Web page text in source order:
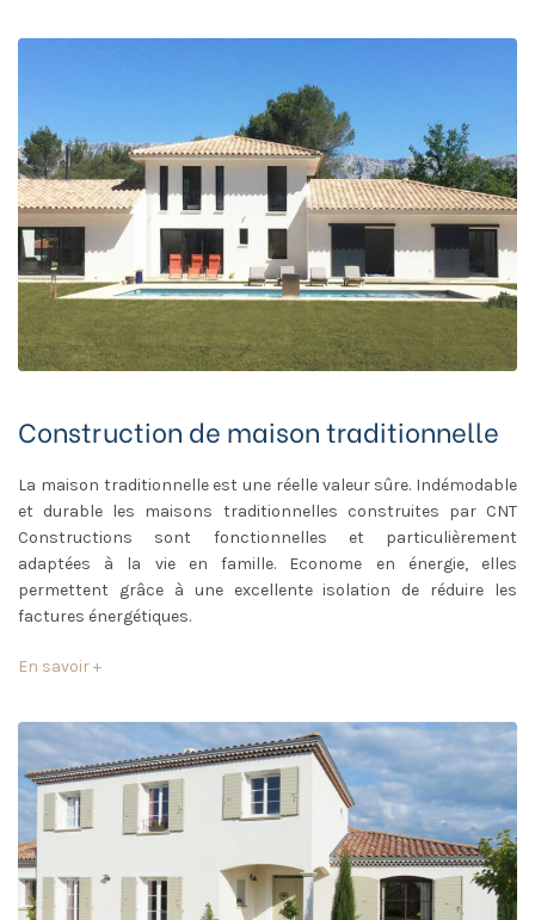
Construction de maison traditionnelle
La maison traditionnelle est une réelle valeur sûre. Indémodable
et durable les maisons traditionnelles construites par CNT
Constructions sont fonctionnelles et particulièrement
adaptées à la vie en famille. Econome en énergie, elles
permettent grâce à une excellente isolation de réduire les
factures énergétiques.
En savoir +